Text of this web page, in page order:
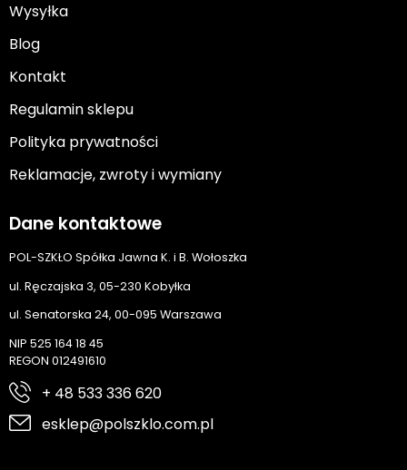
Wysyłka
Blog
Kontakt
Regulamin sklepu
Polityka prywatności
Reklamacje, zwroty i wymiany
Dane kontaktowe
POL-SZKŁO Spółka Jawna K. i B. Wołoszka
ul. Ręczajska 3, 05-230 Kobyłka
ul. Senatorska 24, 00-095 Warszawa
NIP 525 164 18 45
REGON 012491610
+ 48 533 336 620
esklep@polszklo.com.pl